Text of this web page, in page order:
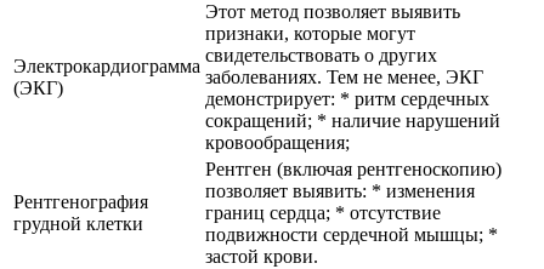
Электрокардиограмма
(ЭКГ)
Этот метод позволяет выявить
признаки, которые могут
свидетельствовать о других
заболеваниях. Тем не менее, ЭКГ
демонстрирует: * ритм сердечных
сокращений; * наличие нарушений
кровообращения;
Рентгенография
грудной клетки
Рентген (включая рентгеноскопию)
позволяет выявить: * изменения
границ сердца; * отсутствие
подвижности сердечной мышцы; *
застой крови.